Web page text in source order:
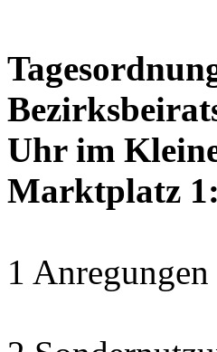
Uhr im
Marktplatz 1:
1